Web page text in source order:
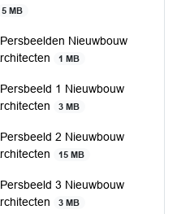
5 MB
Nieuwbouw
1 MB
1 Nieuwbouw
3 MB
2 Nieuwbouw
15 MB
3 Nieuwbouw
3 MB